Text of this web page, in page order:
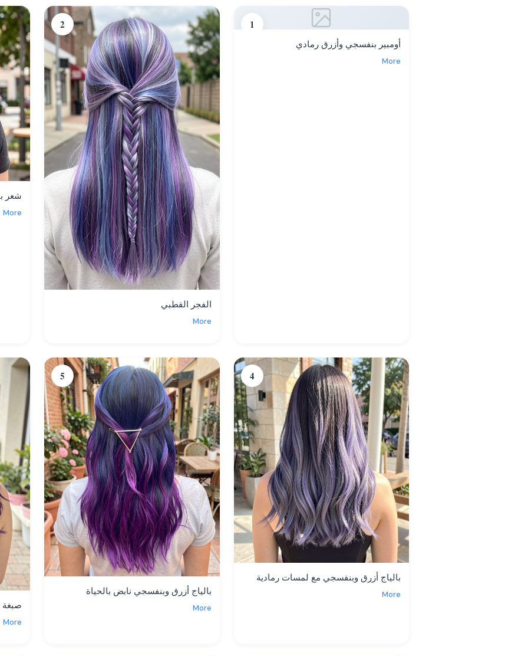
1
أومبير بنفسجي وأزرق رمادي
More
2
الفجر القطبي
More
شعر
More
4
بالياج أزرق وبنفسجي مع لمسات رمادية
More
5
بالياج أزرق وبنفسجي نابض بالحياة
More
More